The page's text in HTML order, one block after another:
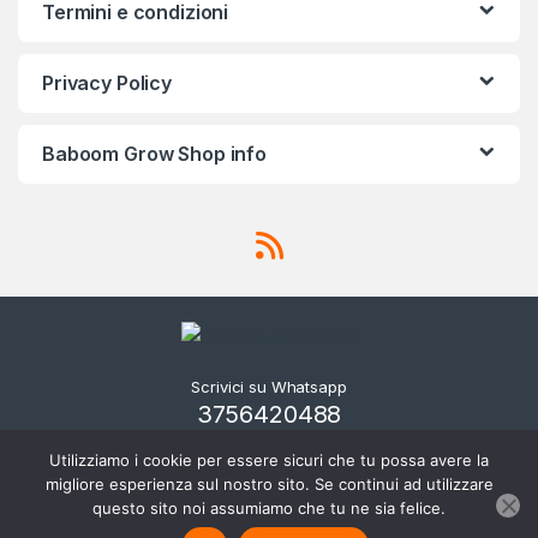
Termini e condizioni
Privacy Policy
Baboom Grow Shop info
Scrivici su Whatsapp
3756420488
Utilizziamo i cookie per essere sicuri che tu possa avere la
migliore esperienza sul nostro sito. Se continui ad utilizzare
questo sito noi assumiamo che tu ne sia felice.